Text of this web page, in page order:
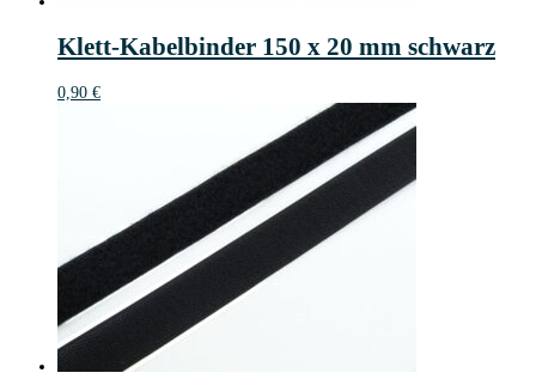
Klett-Kabelbinder 150 x 20 mm schwarz
0,90 €